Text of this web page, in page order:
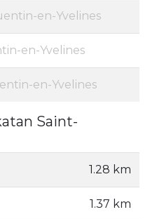
en-Yvelines
en-Yvelines
en-Yvelines
Saint-
1.28 km
1.37 km